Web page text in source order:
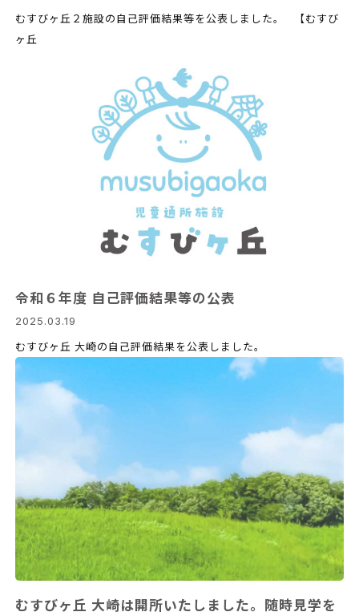
むすびヶ丘２施設の自己評価結果等を公表しました。 【むすび
ヶ丘
令和６年度 自己評価結果等の公表
2025.03.19
むすびヶ丘 大崎の自己評価結果を公表しました。
むすびヶ丘 大崎は開所いたしました。随時見学を